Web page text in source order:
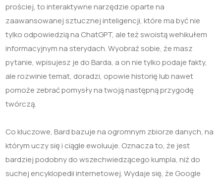
prościej, to interaktywne narzędzie oparte na
zaawansowanej sztucznej inteligencji, które ma być nie
tylko odpowiedzią na ChatGPT, ale też swoistą wehikułem
informacyjnym na sterydach. Wyobraź sobie, że masz
pytanie, wpisujesz je do Barda, a on nie tylko podaje fakty,
ale rozwinie temat, doradzi, opowie historię lub nawet
pomoże zebrać pomysły na twoją następną przygodę
twórczą.
Co kluczowe, Bard bazuje na ogromnym zbiorze danych, na
którym uczy się i ciągle ewoluuje. Oznacza to, że jest
bardziej podobny do wszechwiedzącego kumpla, niż do
suchej encyklopedii internetowej. Wydaje się, że Google